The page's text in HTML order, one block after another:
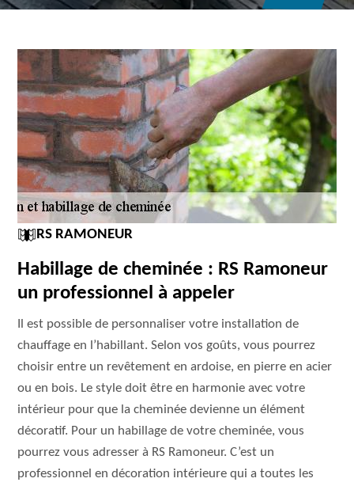
RS RAMONEUR
Habillage de cheminée : RS Ramoneur
un professionnel à appeler
Il est possible de personnaliser votre installation de
chauffage en l’habillant. Selon vos goûts, vous pourrez
choisir entre un revêtement en ardoise, en pierre en acier
ou en bois. Le style doit être en harmonie avec votre
intérieur pour que la cheminée devienne un élément
décoratif. Pour un habillage de votre cheminée, vous
pourrez vous adresser à RS Ramoneur. C’est un
professionnel en décoration intérieure qui a toutes les